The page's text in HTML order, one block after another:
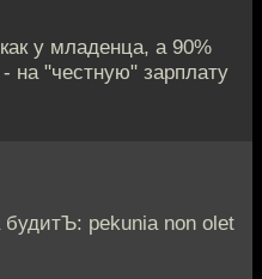
у младенца, а 90%
"честную" зарплату
pekunia non olet